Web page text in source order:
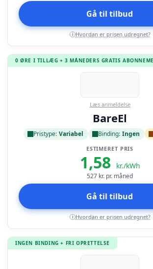
Gå til tilbud
i Hvordan er prisen udregnet?
0 ØRE I TILLÆG + 3 MÅNEDERS GRATIS
Læs anmeldelse
BareEl
Pristype: Variabel Binding: Ingen
ESTIMERET PRIS
1,58 kr./kWh
527 kr. pr. måned
Gå til tilbud
i Hvordan er prisen udregnet?
INGEN BINDING + FRI OPRETTELSE